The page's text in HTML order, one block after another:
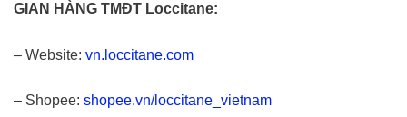
GIAN HÀNG TMĐT Loccitane:
– Website: vn.loccitane.com
– Shopee: shopee.vn/loccitane_vietnam